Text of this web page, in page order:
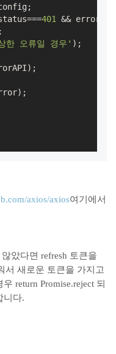
401
&&
;
한 오류일 경우' );
axios/axios여기에서
았다면 refresh 토큰을
서 새로운 토큰을 가지고
return Promise.reject 되
니다.